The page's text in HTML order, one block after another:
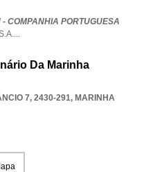
- COMPANHIA PORTUGUESA
...
Da Marinha
7, 2430-291, MARINHA